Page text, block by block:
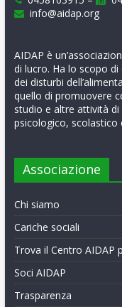
info@aidap.org
AIDAP è
di lucro. Ha lo scopo
dei disturbi
quello di promuovere
studio e altre attività
psicologico, scolastico
Associazione
Chi siamo
Cariche sociali
Trova il Centro AIDAP
Soci AIDAP
Trasparenza